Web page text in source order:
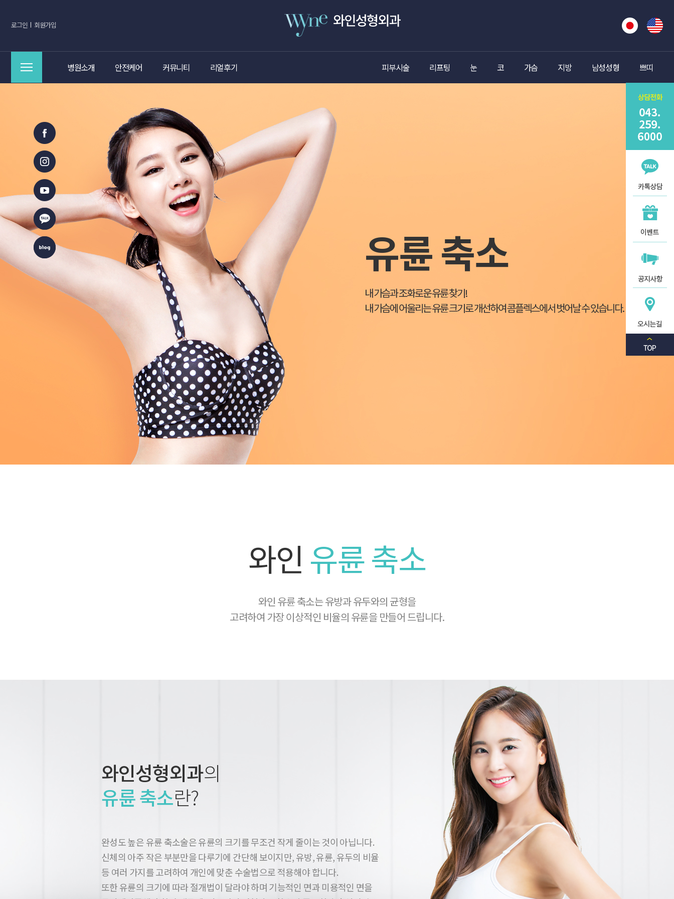
로그인 회원가입
병원소개 안전케어 커뮤니티 리얼후기 피부시술 리프팅 눈 코 가슴 지방 남성성형 쁘띠
유륜 축소
내 가슴과 조화로운 유륜 찾기!
내 가슴에 어울리는 유륜 크기로 개선하여 콤플렉스에서 벗어날 수 있습니다.
와인 유륜 축소
와인 유륜 축소는 유방과 유두와의 균형을
고려하여 가장 이상적인 비율의 유륜을 만들어 드립니다.
와인성형외과의
유륜 축소란?
완성도 높은 유륜 축소술은 유륜의 크기를 무조건 작게 줄이는 것이 아닙니다.
신체의 아주 작은 부분만을 다루기에 간단해 보이지만, 유방, 유륜, 유두의 비율
등 여러 가지를 고려하여 개인에 맞춘 수술법으로 적용해야 합니다.
또한 유륜의 크기에 따라 절개법이 달라야 하며 기능적인 면과 미용적인 면을